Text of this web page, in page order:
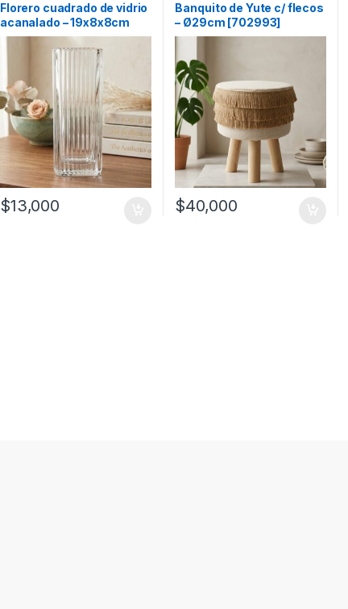
Florero cuadrado de vidrio
acanalado – 19x8x8cm
(V4088)
$13,000
Banquito de Yute c/ flecos
– Ø29cm [702993]
$40,000